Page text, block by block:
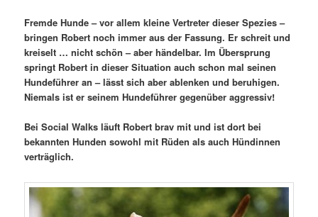
Fremde Hunde – vor allem kleine Vertreter dieser Spezies –
bringen Robert noch immer aus der Fassung. Er schreit und
kreiselt … nicht schön – aber händelbar. Im Übersprung
springt Robert in dieser Situation auch schon mal seinen
Hundeführer an – lässt sich aber ablenken und beruhigen.
Niemals ist er seinem Hundeführer gegenüber aggressiv!
Bei Social Walks läuft Robert brav mit und ist dort bei
bekannten Hunden sowohl mit Rüden als auch Hündinnen
verträglich.